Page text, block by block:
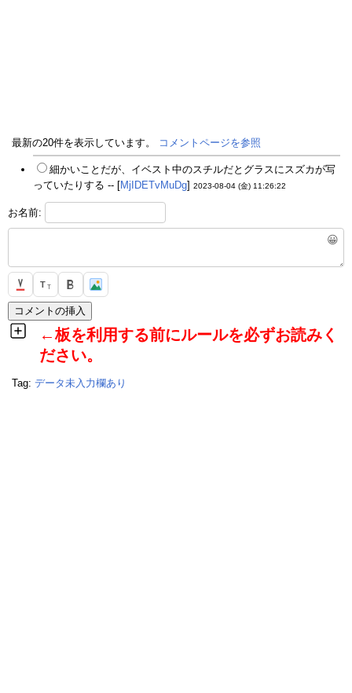
最新の20件を表示しています。 コメントページを参照
細かいことだが、イベスト中のスチルだとグラスにスズカが写
っていたりする -- [MjIDETvMuDg] 2023-08-04 (金) 11:26:22
お名前:
😀
T T
←板を利用する前にルールを必ずお読みく
ださい。
Tag: データ未入力欄あり